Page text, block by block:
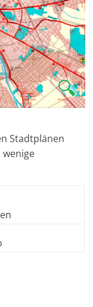
🔍
Stadtplänen
wenige